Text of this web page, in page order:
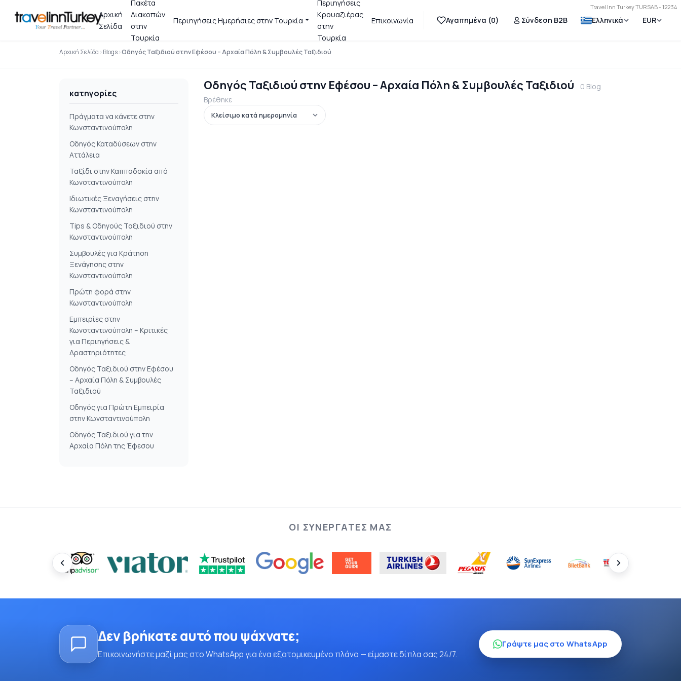
Travel Inn Turkey TURSAB - 12234
Αρχική
Σελίδα
Πακέτα
Διακοπών
στην
Τουρκία
Περιηγήσεις Ημερήσιες στην Τουρκία
Περιηγήσεις
Κρουαζιέρας
στην
Τουρκία
Επικοινωνία Αγαπημένα (0) Σύνδεση B2B Ελληνικά EUR
Αρχική Σελίδα Blogs Οδηγός Ταξιδιού στην Εφέσου – Αρχαία Πόλη & Συμβουλές Ταξιδιού
κατηγορίες
Πράγματα να κάνετε στην
Κωνσταντινούπολη
Οδηγός Καταδύσεων στην
Αττάλεια
Ταξίδι στην Καππαδοκία από
Κωνσταντινούπολη
Ιδιωτικές Ξεναγήσεις στην
Κωνσταντινούπολη
Τips & Οδηγούς Ταξιδιού στην
Κωνσταντινούπολη
Συμβουλές για Κράτηση
Ξενάγησης στην
Κωνσταντινούπολη
Πρώτη φορά στην
Κωνσταντινούπολη
Εμπειρίες στην
Κωνσταντινούπολη – Κριτικές
για Περιηγήσεις &
Δραστηριότητες
Οδηγός Ταξιδιού στην Εφέσου
– Αρχαία Πόλη & Συμβουλές
Ταξιδιού
Οδηγός για Πρώτη Εμπειρία
στην Κωνσταντινούπολη
Οδηγός Ταξιδιού για την
Αρχαία Πόλη της Έφεσου
Οδηγός Ταξιδιού στην Εφέσου – Αρχαία Πόλη & Συμβουλές Ταξιδιού
0 Blog
Βρέθηκε
ΟΙ ΣΥΝΕΡΓΆΤΕΣ ΜΑΣ
Δεν βρήκατε αυτό που ψάχνατε;
Επικοινωνήστε μαζί μας στο WhatsApp για ένα εξατομικευμένο πλάνο — είμαστε δίπλα σας 24/7.
Γράψτε μας στο WhatsApp